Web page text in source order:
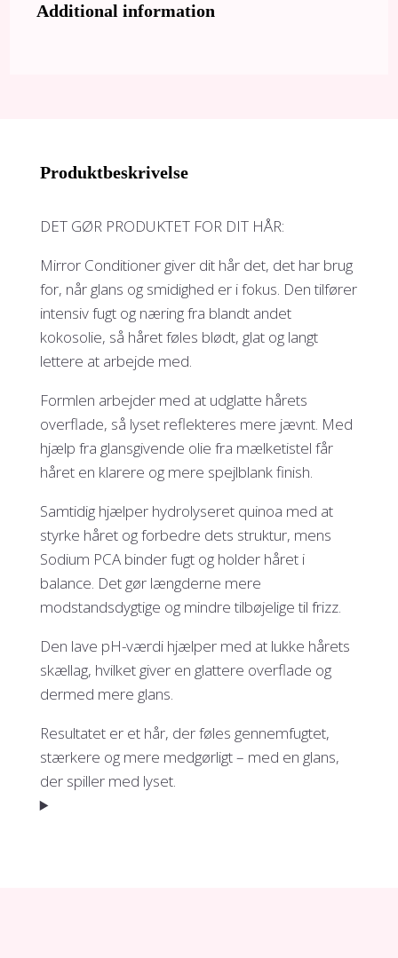
Additional information
Produktbeskrivelse
DET GØR PRODUKTET FOR DIT HÅR:
Mirror Conditioner giver dit hår det, det har brug
for, når glans og smidighed er i fokus. Den tilfører
intensiv fugt og næring fra blandt andet
kokosolie, så håret føles blødt, glat og langt
lettere at arbejde med.
Formlen arbejder med at udglatte hårets
overflade, så lyset reflekteres mere jævnt. Med
hjælp fra glansgivende olie fra mælketistel får
håret en klarere og mere spejlblank finish.
Samtidig hjælper hydrolyseret quinoa med at
styrke håret og forbedre dets struktur, mens
Sodium PCA binder fugt og holder håret i
balance. Det gør længderne mere
modstandsdygtige og mindre tilbøjelige til frizz.
Den lave pH-værdi hjælper med at lukke hårets
skællag, hvilket giver en glattere overflade og
dermed mere glans.
Resultatet er et hår, der føles gennemfugtet,
stærkere og mere medgørligt – med en glans,
der spiller med lyset.